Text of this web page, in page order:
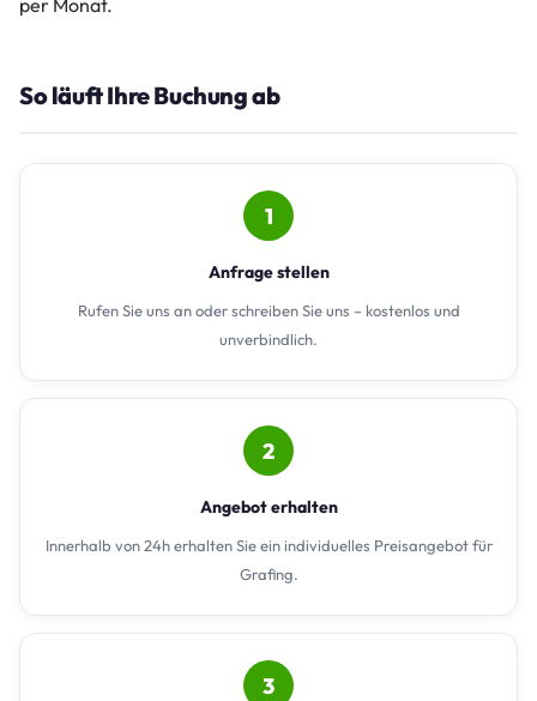
per Monat.
So läuft Ihre Buchung ab
1
Anfrage stellen
Rufen Sie uns an oder schreiben Sie uns – kostenlos und
unverbindlich.
2
Angebot erhalten
Innerhalb von 24h erhalten Sie ein individuelles Preisangebot für
Grafing.
3